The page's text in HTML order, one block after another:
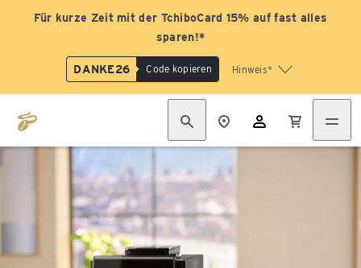
Für kurze Zeit mit der TchiboCard 15% auf fast alles
sparen!*
DANKE26 Code kopieren Hinweis*